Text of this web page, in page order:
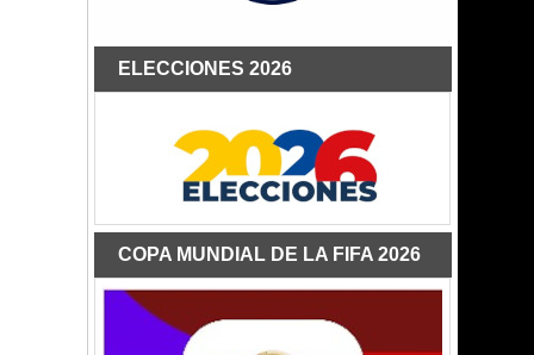
ELECCIONES 2026
COPA MUNDIAL DE LA FIFA 2026